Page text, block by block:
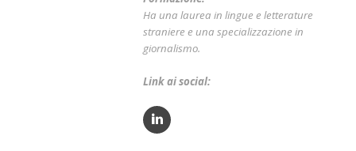
Ha una laurea in lingue e letterature
straniere e una specializzazione in
giornalismo.
Link ai social: